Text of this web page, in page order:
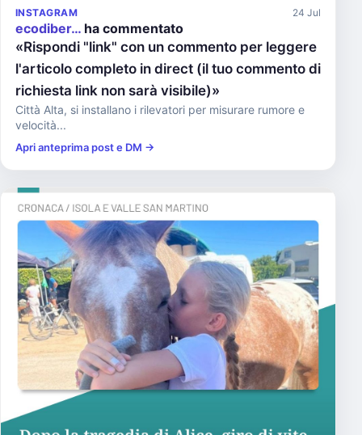
INSTAGRAM 24 Jul
ecodiber… ha commentato
«Rispondi "link" con un commento per leggere
l'articolo completo in direct (il tuo commento di
richiesta link non sarà visibile)»
Città Alta, si installano i rilevatori per misurare rumore e
velocità...
Apri anteprima post e DM →